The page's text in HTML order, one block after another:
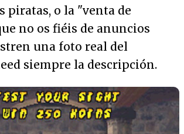
piratas, o la "venta de
no os fiéis de anuncios
una foto real del
siempre la descripción.